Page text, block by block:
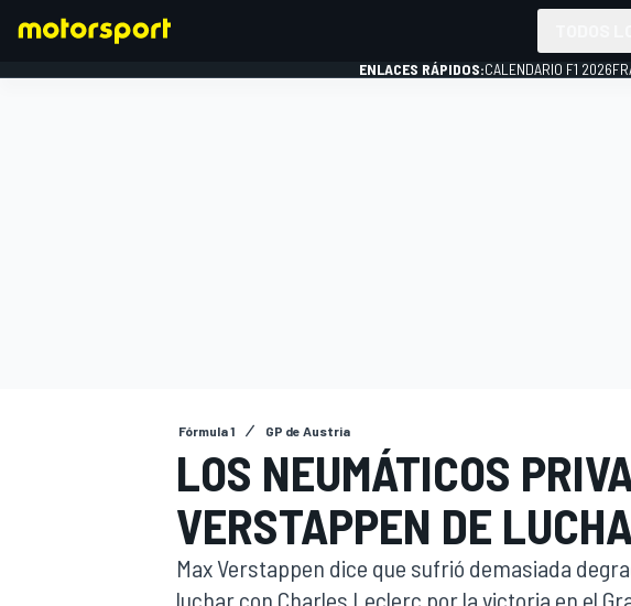
INDYCAR
ENLACES RÁPIDOS:CALENDARIO F1 2026
Fórmula 1 GP de Austria
LOS NEUMÁTICOS
VERSTAPPEN DE
Max Verstappen dice que sufrió demasiada
luchar con Charles Leclerc por la victoria en el